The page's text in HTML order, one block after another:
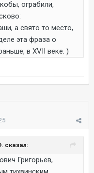
ограбили,
а свято то место,
эта фраза о
в XVII веке. )
сказал:
Григорьев,